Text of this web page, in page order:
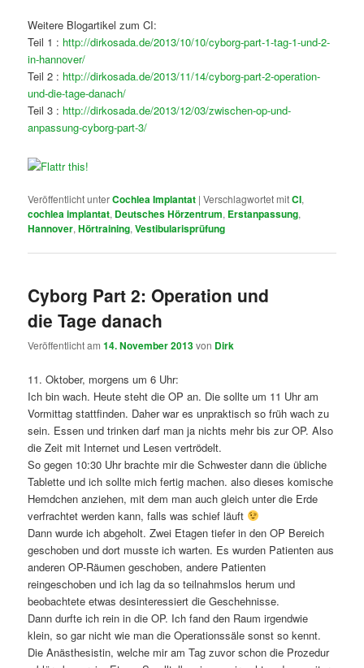
Weitere Blogartikel zum CI:
Teil 1 : http://dirkosada.de/2013/10/10/cyborg-part-1-tag-1-und-2-
in-hannover/
Teil 2 : http://dirkosada.de/2013/11/14/cyborg-part-2-operation-
und-die-tage-danach/
Teil 3 : http://dirkosada.de/2013/12/03/zwischen-op-und-
anpassung-cyborg-part-3/
Veröffentlicht unterCochlea Implantat |Verschlagwortet mitCI,
cochlea implantat, Deutsches Hörzentrum, Erstanpassung,
Hannover,Hörtraining,Vestibularisprüfung
Cyborg Part 2: Operation und
die Tage danach
Veröffentlicht am14. November 2013von Dirk
11. Oktober, morgens um 6 Uhr:
Ich bin wach. Heute steht die OP an. Die sollte um 11 Uhr am
Vormittag stattfinden. Daher war es unpraktisch so früh wach zu
sein. Essen und trinken darf man ja nichts mehr bis zur OP. Also
die Zeit mit Internet und Lesen vertrödelt.
So gegen 10:30 Uhr brachte mir die Schwester dann die übliche
Tablette und ich sollte mich fertig machen. also dieses komische
Hemdchen anziehen, mit dem man auch gleich unter die Erde
verfrachtet werden kann, falls was schief läuft
Dann wurde ich abgeholt. Zwei Etagen tiefer in den OP Bereich
geschoben und dort musste ich warten. Es wurden Patienten aus
anderen OP-Räumen geschoben, andere Patienten
reingeschoben und ich lag da so teilnahmslos herum und
beobachtete etwas desinteressiert die Geschehnisse.
Dann durfte ich rein in die OP. Ich fand den Raum irgendwie
klein, so gar nicht wie man die Operationssäle sonst so kennt.
Die Anästhesistin, welche mir am Tag zuvor schon die Prozedur